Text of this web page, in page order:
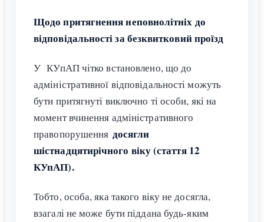
Щодо притягнення неповнолітніх до
відповідальності за безквитковий проїзд
У КУпАП чітко встановлено, що до
адміністративної відповідальності можуть
бути притягнуті виключно ті особи, які на
момент вчинення адміністративного
правопорушення досягли
шістнадцятирічного віку (стаття 12
КУпАП).
Тобто, особа, яка такого віку не досягла,
взагалі не може бути піддана будь-яким